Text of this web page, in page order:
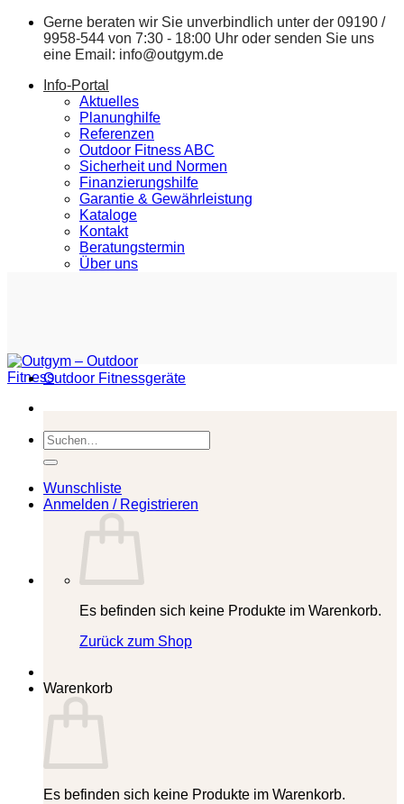
Zum
springen
Gerne beraten wir Sie unverbindlich unter der 09190 /
9958-544 von 7:30 - 18:00 Uhr oder senden Sie uns
eine Email: info@outgym.de
Info-Portal
Aktuelles
Planunghilfe
Referenzen
Outdoor Fitness ABC
Sicherheit und Normen
Finanzierungshilfe
Garantie & Gewährleistung
Kataloge
Kontakt
Beratungstermin
Über uns
Suchen
nach:
Wunschliste
Anmelden / Registrieren
Es befinden sich keine Produkte im Warenkorb.
Zurück zum Shop
Warenkorb
Es befinden sich keine Produkte im Warenkorb.
Outdoor Fitnessgeräte